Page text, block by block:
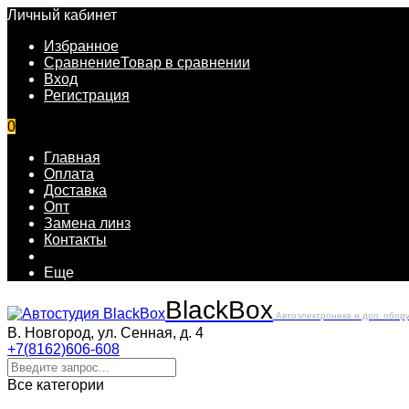
Личный кабинет
Избранное
СравнениеТовар в сравнении
Вход
Регистрация
0
Главная
Оплата
Доставка
Опт
Замена линз
Контакты
Еще
BlackBox Автоэлектроника и доп.
В. Новгород, ул. Сенная, д. 4
+7(8162)606-608
Все категории